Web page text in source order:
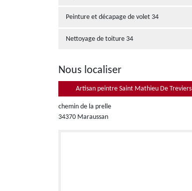
Peinture et décapage de volet 34
Nettoyage de toiture 34
Nous localiser
Artisan peintre Saint Mathieu De Treviers
chemin de la prelle
34370 Maraussan